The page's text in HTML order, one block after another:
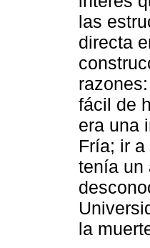
las
directa
fácil de
era una
Fría; ir
tenía un
la